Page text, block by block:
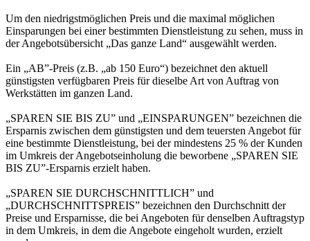
Um den niedrigstmöglichen Preis und die maximal möglichen
Einsparungen bei einer bestimmten Dienstleistung zu sehen, muss in
der Angebotsübersicht „Das ganze Land“ ausgewählt werden.
Ein „AB”-Preis (z.B. „ab 150 Euro“) bezeichnet den aktuell
günstigsten verfügbaren Preis für dieselbe Art von Auftrag von
Werkstätten im ganzen Land.
„SPAREN SIE BIS ZU” und „EINSPARUNGEN” bezeichnen die
Ersparnis zwischen dem günstigsten und dem teuersten Angebot für
eine bestimmte Dienstleistung, bei der mindestens 25 % der Kunden
im Umkreis der Angebotseinholung die beworbene „SPAREN SIE
BIS ZU”-Ersparnis erzielt haben.
„SPAREN SIE DURCHSCHNITTLICH” und
„DURCHSCHNITTSPREIS” bezeichnen den Durchschnitt der
Preise und Ersparnisse, die bei Angeboten für denselben Auftragstyp
in dem Umkreis, in dem die Angebote eingeholt wurden, erzielt